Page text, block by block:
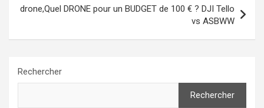
drone,Quel DRONE pour un BUDGET de 100 € ? DJI Tello
vs ASBWW
Rechercher
Rechercher